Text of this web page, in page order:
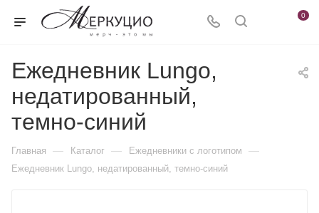
0
Ежедневник Lungo,
недатированный,
темно-синий
Главная — Каталог — Ежедневники c логотипом —
Ежедневник Lungo, недатированный, темно-синий